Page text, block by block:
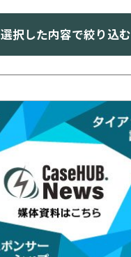
選択した内容で絞り込む